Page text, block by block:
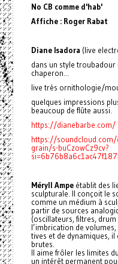
No CB comme d'hab'
Affiche : Roger Rabat
Diane Isadora (live
dans un style
chaperon...
live très ornithologie/
quelques impressions
beaucoup de flûte aussi.
https://dianebarbe.com/
https://
grain/s-buCzowCz9cv?
Méryll Ampeétablit des
sculpturale. Il conçoit le
comme un médium à
partir de sources
(oscillateurs, filtres, drum
l’imbrication de
tives et de dynamiques,
brutes.
Il aime frôler les limites
un intérêt permanent